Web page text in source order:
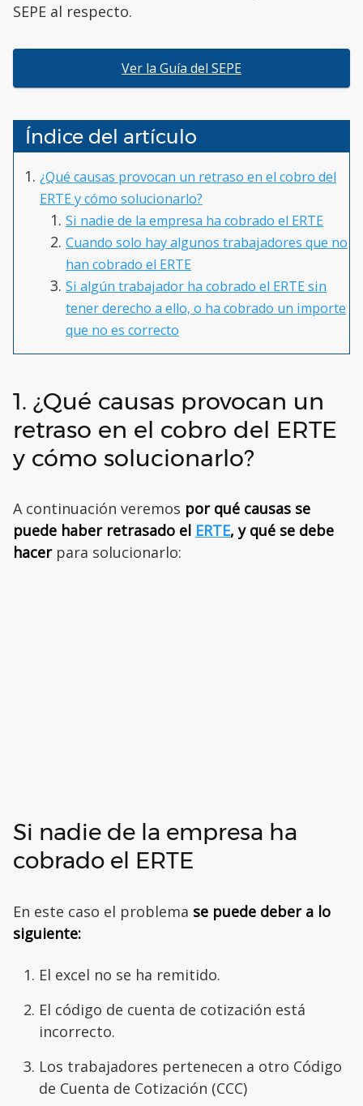
SEPE al respecto.
Ver la Guía del SEPE
Índice del artículo
¿Qué causas provocan un retraso en el cobro del
ERTE y cómo solucionarlo?
Si nadie de la empresa ha cobrado el ERTE
Cuando solo hay algunos trabajadores que no
han cobrado el ERTE
Si algún trabajador ha cobrado el ERTE sin
tener derecho a ello, o ha cobrado un importe
que no es correcto
1. ¿Qué causas provocan un
retraso en el cobro del ERTE
y cómo solucionarlo?
A continuación veremos por qué causas se
puede haber retrasado el ERTE, y qué se debe
hacer para solucionarlo:
Si nadie de la empresa ha
cobrado el ERTE
En este caso el problema se puede deber a lo
siguiente:
El excel no se ha remitido.
El código de cuenta de cotización está
incorrecto.
Los trabajadores pertenecen a otro Código
de Cuenta de Cotización (CCC)